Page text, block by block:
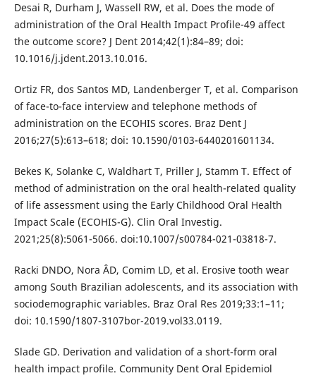
Desai R, Durham J, Wassell RW, et al. Does the mode of
administration of the Oral Health Impact Profile-49 affect
the outcome score? J Dent 2014;42(1):84–89; doi:
10.1016/j.jdent.2013.10.016.
Ortiz FR, dos Santos MD, Landenberger T, et al. Comparison
of face-to-face interview and telephone methods of
administration on the ECOHIS scores. Braz Dent J
2016;27(5):613–618; doi: 10.1590/0103-6440201601134.
Bekes K, Solanke C, Waldhart T, Priller J, Stamm T. Effect of
method of administration on the oral health-related quality
of life assessment using the Early Childhood Oral Health
Impact Scale (ECOHIS-G). Clin Oral Investig.
2021;25(8):5061-5066. doi:10.1007/s00784-021-03818-7.
Racki DNDO, Nora ÂD, Comim LD, et al. Erosive tooth wear
among South Brazilian adolescents, and its association with
sociodemographic variables. Braz Oral Res 2019;33:1–11;
doi: 10.1590/1807-3107bor-2019.vol33.0119.
Slade GD. Derivation and validation of a short-form oral
health impact profile. Community Dent Oral Epidemiol